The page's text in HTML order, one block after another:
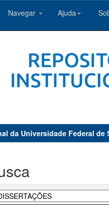
Navegar Ajuda
da Universidade Federal de